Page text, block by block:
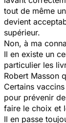
tout de même
devient
supérieur.
Non, à ma
Il en existe un
particulier les
Robert Masson
Certains
pour prévenir
faire le choix et
Il en passe